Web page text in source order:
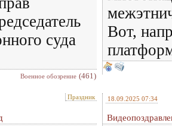
суда
Военное обозрение (461)
Вот,
Праздник 18.09.2025 07:34